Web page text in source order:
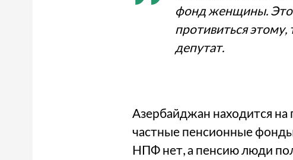
фонд женщины. Это
противиться этому,
депутат.
Азербайджан находится
частные пенсионные
НПФ нет, а пенсию люди